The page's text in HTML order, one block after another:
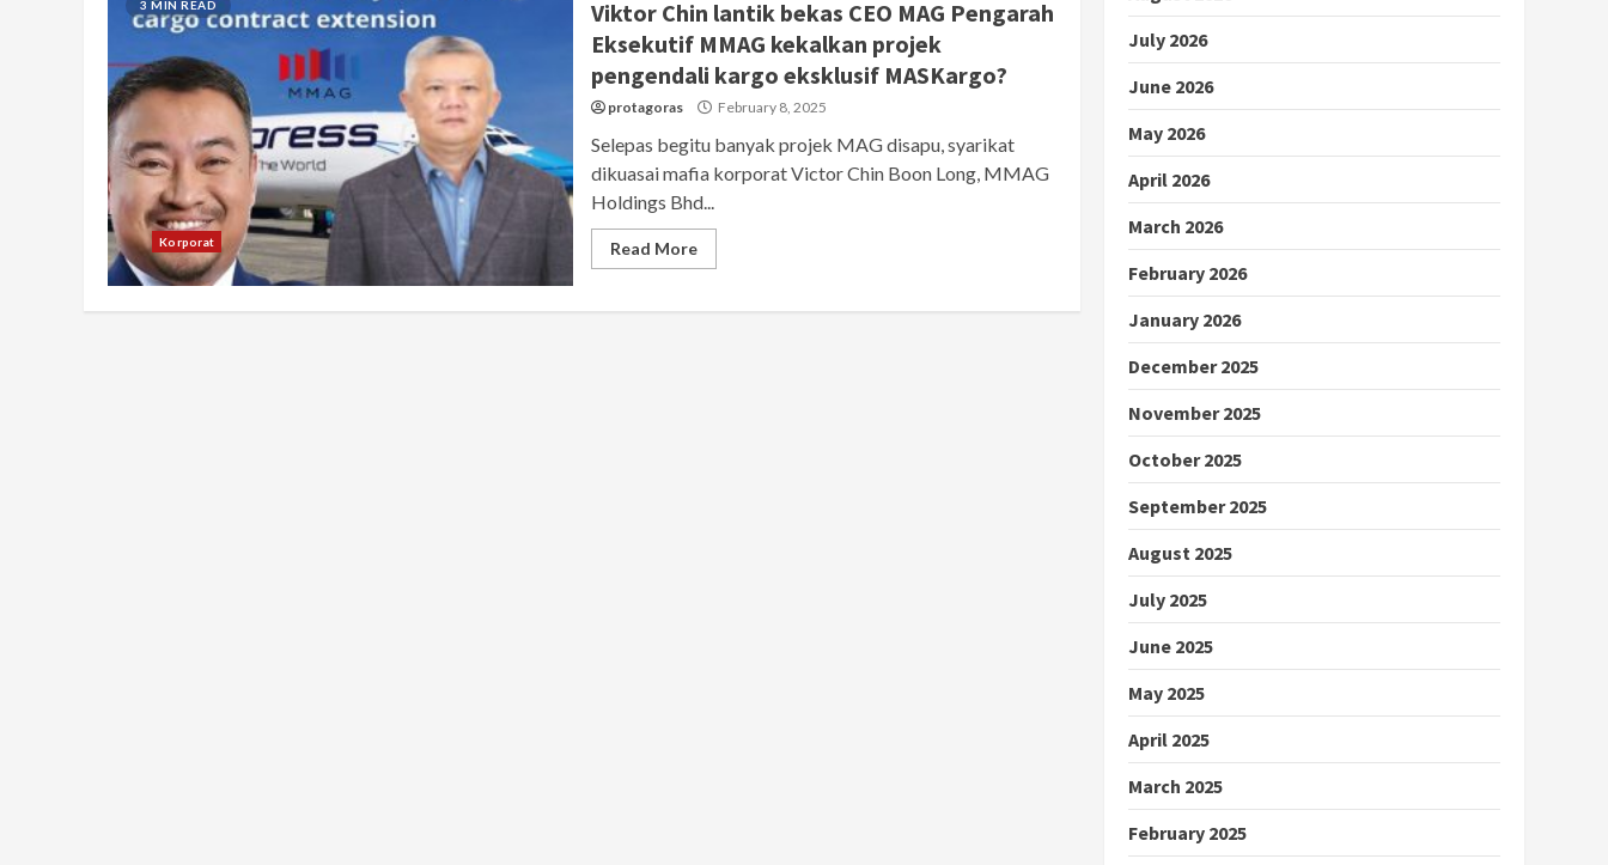
3 MIN READ
Korporat
Viktor Chin lantik bekas CEO MAG Pengarah
Eksekutif MMAG kekalkan projek
pengendali kargo eksklusif MASKargo?
protagoras February 8, 2025
Selepas begitu banyak projek MAG disapu, syarikat
dikuasai mafia korporat Victor Chin Boon Long, MMAG
Holdings Bhd...
Read More
July 2026
June 2026
May 2026
April 2026
March 2026
February 2026
January 2026
December 2025
November 2025
October 2025
September 2025
August 2025
July 2025
June 2025
May 2025
April 2025
March 2025
February 2025